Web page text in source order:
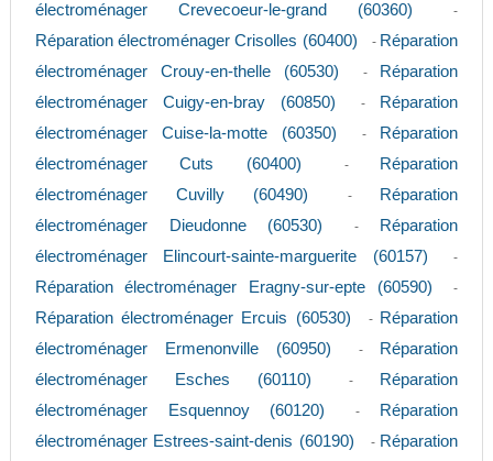
électroménager Crevecoeur-le-grand (60360) -
Réparation électroménager Crisolles (60400) - Réparation
électroménager Crouy-en-thelle (60530)
-
Réparation
électroménager Cuigy-en-bray (60850)
-
Réparation
électroménager Cuise-la-motte (60350)
-
Réparation
électroménager Cuts (60400)
-
Réparation
électroménager Cuvilly (60490)
-
Réparation
électroménager Dieudonne (60530)
-
Réparation
électroménager Elincourt-sainte-marguerite (60157)
-
Réparation électroménager Eragny-sur-epte (60590) -
Réparation électroménager Ercuis (60530) - Réparation
électroménager Ermenonville (60950)
-
Réparation
électroménager Esches (60110)
-
Réparation
électroménager Esquennoy (60120)
-
Réparation
électroménager Estrees-saint-denis (60190)
- Réparation